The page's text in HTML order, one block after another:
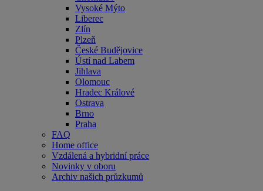
Vysoké Mýto
Liberec
Zlín
Plzeň
České Budějovice
Ústí nad Labem
Jihlava
Olomouc
Hradec Králové
Ostrava
Brno
Praha
FAQ
Home office
Vzdálená a hybridní práce
Novinky v oboru
Archiv našich průzkumů